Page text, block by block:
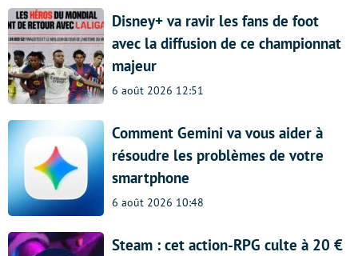
Disney+ va ravir les fans de foot
avec la diffusion de ce championnat
majeur
6 août 2026 12:51
Comment Gemini va vous aider à
résoudre les problèmes de votre
smartphone
6 août 2026 10:48
Steam : cet action-RPG culte à 20 €